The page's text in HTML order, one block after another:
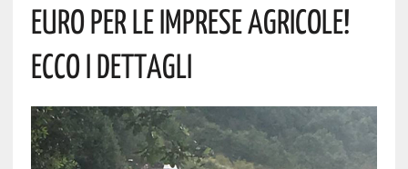
Euro Per Le Imprese Agricole!
Ecco I Dettagli